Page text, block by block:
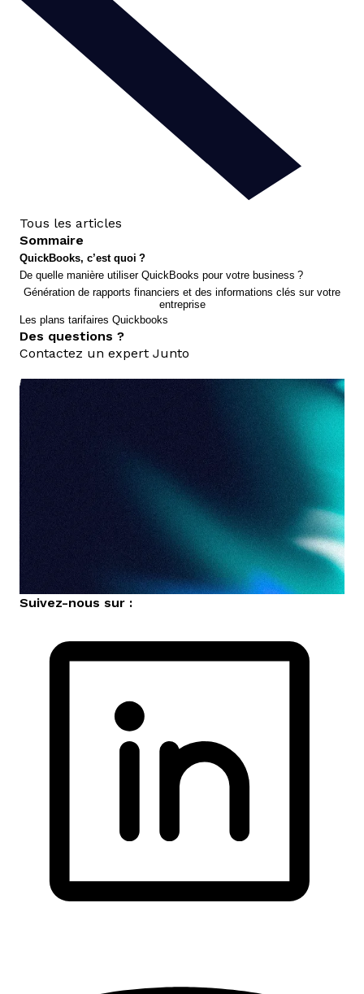
Tous les articles
Sommaire
QuickBooks, c’est quoi ?
De quelle manière utiliser QuickBooks pour votre business ?
Génération de rapports financiers et des informations clés sur votre
entreprise
Les plans tarifaires Quickbooks
Des questions ?
Contactez un expert Junto
Suivez-nous sur :